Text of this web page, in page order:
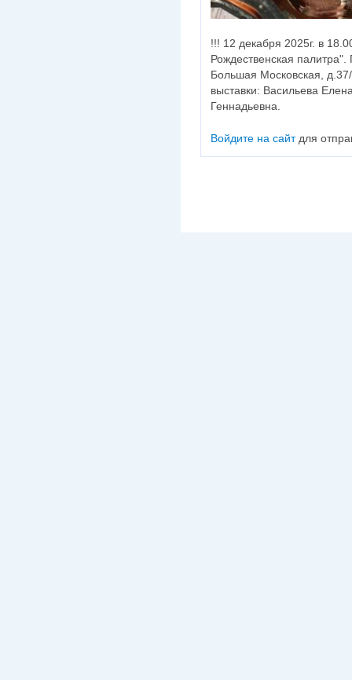
!!! 12 декабря 2025г. в
Рождественская
Большая Московская,
выставки: Васильева
Геннадьевна.
Войдите на сайтдля